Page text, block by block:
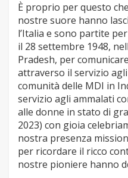
È proprio per questo
nostre suore hanno
l’Italia e sono partite
il 28 settembre 1948,
Pradesh, per
attraverso il servizio
comunità delle MDI in
servizio agli ammalati
alle donne in stato di
2023) con gioia
nostra presenza
per ricordare il ricco
nostre pioniere hanno